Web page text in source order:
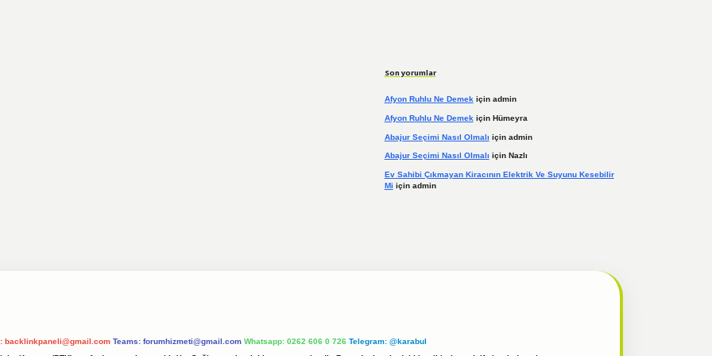
Son yorumlar
Afyon Ruhlu Ne Demekiçin admin
Afyon Ruhlu Ne Demek için Hümeyra
Abajur Seçimi Nasıl Olmalı için admin
Abajur Seçimi Nasıl Olmalı için Nazlı
Ev Sahibi Çıkmayan Kiracının Elektrik Ve Suyunu Kesebilir
Mi için admin
backlinkpaneli@gmail.com Teams: forumhizmeti@gmail.com Whatsapp: 0262 606 0 726 Telegram: @karabul